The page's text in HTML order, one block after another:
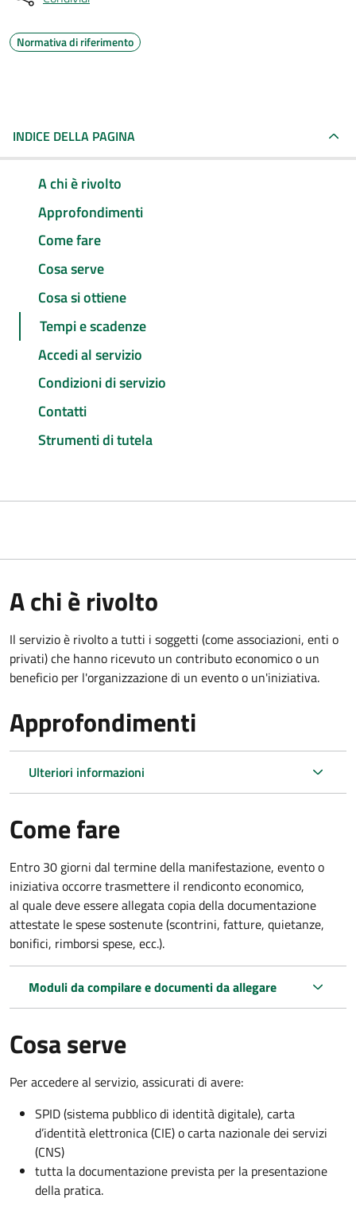
Normativa di riferimento
INDICE DELLA PAGINA
A chi è rivolto
Approfondimenti
Come fare
Cosa serve
Cosa si ottiene
Tempi e scadenze
Accedi al servizio
Condizioni di servizio
Contatti
Strumenti di tutela
A chi è rivolto
Il servizio è rivolto a tutti i soggetti (come associazioni, enti o
privati) che hanno ricevuto un contributo economico o un
beneficio per l'organizzazione di un evento o un'iniziativa.
Approfondimenti
Ulteriori informazioni
Come fare
Entro 30 giorni dal termine della manifestazione, evento o
iniziativa occorre trasmettere il rendiconto economico,
al quale deve essere allegata copia della documentazione
attestate le spese sostenute (scontrini, fatture, quietanze,
bonifici, rimborsi spese, ecc.).
Moduli da compilare e documenti da allegare
Cosa serve
Per accedere al servizio, assicurati di avere:
SPID (sistema pubblico di identità digitale), carta
d’identità elettronica (CIE) o carta nazionale dei servizi
(CNS)
tutta la documentazione prevista per la presentazione
della pratica.